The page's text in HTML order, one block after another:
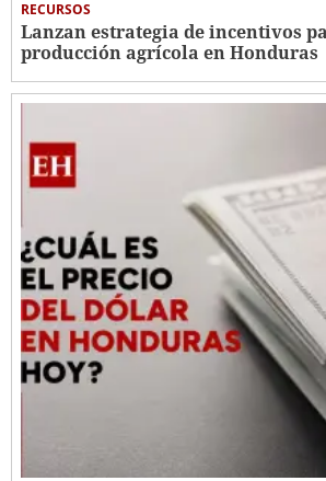
RECURSOS
Lanzan estrategia de incentivos
producción agrícola en Honduras